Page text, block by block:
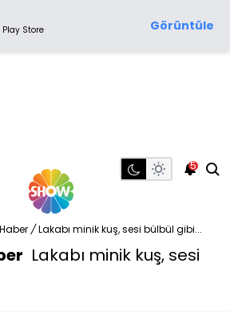
Play Store Görüntüle
5
/ Lakabı minik kuş, sesi bülbül gibi...
Lakabı minik kuş, sesi